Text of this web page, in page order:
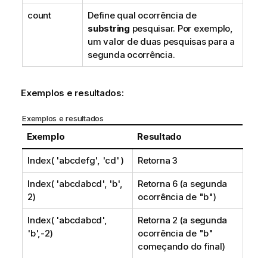
count
Define qual ocorrência de
substring pesquisar. Por exemplo,
um valor de duas pesquisas para a
segunda ocorrência.
Exemplos e resultados:
Exemplos e resultados
Exemplo Resultado
Index( 'abcdefg', 'cd' ) Retorna 3
Index( 'abcdabcd', 'b',
2)
Retorna 6 (a segunda
ocorrência de "b")
Index( 'abcdabcd',
'b',-2)
Retorna 2 (a segunda
ocorrência de "b"
começando do final)